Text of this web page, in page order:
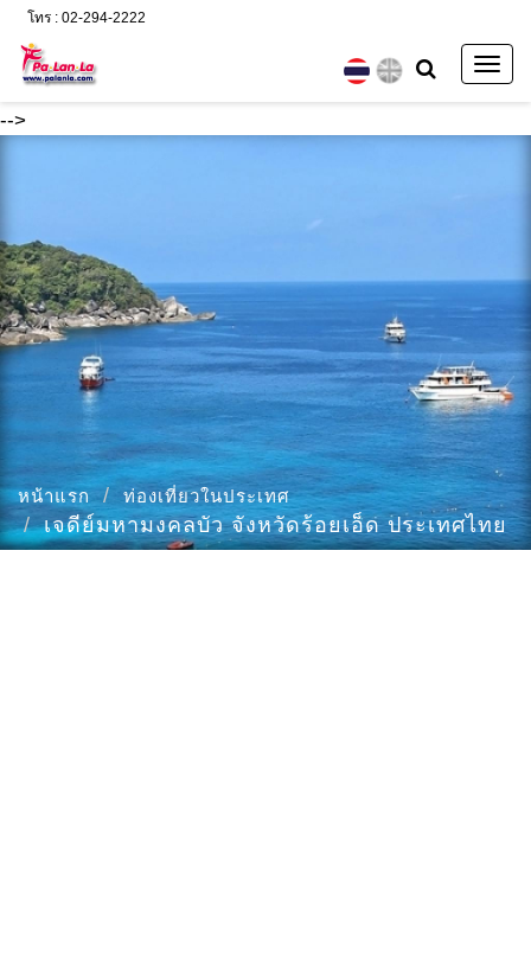
-->
โทร : 02-294-2222
หน้าแรก ท่องเที่ยวในประเทศ
เจดีย์มหามงคลบัว จังหวัดร้อยเอ็ด ประเทศไทย